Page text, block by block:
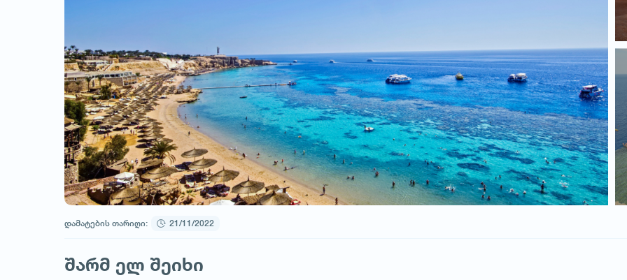
დამატების თარიღი: 21/11/2022
შარმ ელ შეიხი